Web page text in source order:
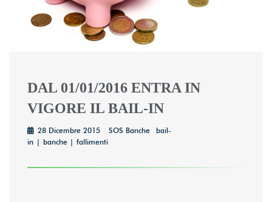
DAL 01/01/2016 ENTRA IN
VIGORE IL BAIL-IN
28 Dicembre 2015 SOS Banche
bail-
in
banche fallimenti